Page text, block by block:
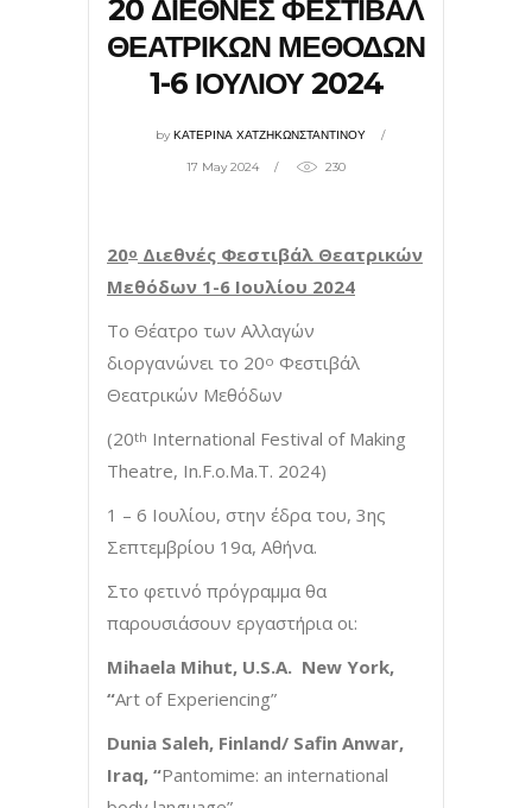
20 ΔΙΕΘΝΕΣ ΦΕΣΤΙΒΑΛ
ΘΕΑΤΡΙΚΩΝ ΜΕΘΟΔΩΝ
1-6 ΙΟΥΛΙΟΥ 2024
byΚΑΤΕΡΙΝΑ ΧΑΤΖΗΚΩΝΣΤΑΝΤΙΝΟΥ
17 May 2024 230
20ο Διεθνές Φεστιβάλ Θεατρικών
Μεθόδων 1-6 Ιουλίου 2024
Το Θέατρο των Αλλαγών
διοργανώνει το 20ο Φεστιβάλ
Θεατρικών Μεθόδων
(20th International Festival of Making
Theatre, In.F.o.Ma.T. 2024)
1 – 6 Ιουλίου, στην έδρα του, 3ης
Σεπτεμβρίου 19α, Αθήνα.
Στο φετινό πρόγραμμα θα
παρουσιάσουν εργαστήρια οι:
Mihaela Mihut, U.S.A. New York,
“Art of Experiencing”
Dunia Saleh, Finland/ Safin Anwar,
Iraq, “Pantomime: an international